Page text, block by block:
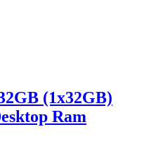
(1x32GB)
Ram